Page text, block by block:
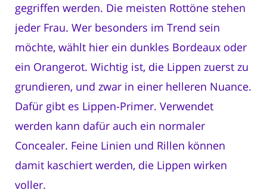
gegriffen werden. Die meisten Rottöne stehen
jeder Frau. Wer besonders im Trend sein
möchte, wählt hier ein dunkles Bordeaux oder
ein Orangerot. Wichtig ist, die Lippen zuerst zu
grundieren, und zwar in einer helleren Nuance.
Dafür gibt es Lippen-Primer. Verwendet
werden kann dafür auch ein normaler
Concealer. Feine Linien und Rillen können
damit kaschiert werden, die Lippen wirken
voller.